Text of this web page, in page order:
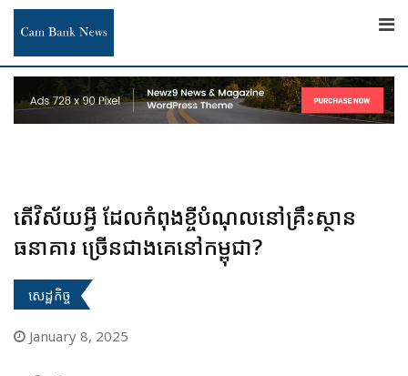
Skip
content
តើវិស័យអ្វី ដែលកំពុងខ្ចីបំណុលនៅគ្រឹះស្ថាន
ធនាគារ ច្រើនជាងគេនៅកម្ពុជា?
សេដ្ឋកិច្ច
January 8, 2025